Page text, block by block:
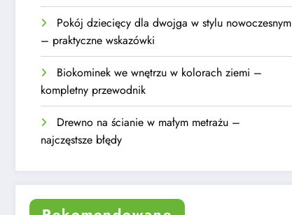
Pokój dziecięcy dla dwojga w stylu nowoczesnym
– praktyczne wskazówki
Biokominek we wnętrzu w kolorach ziemi –
kompletny przewodnik
Drewno na ścianie w małym metrażu –
najczęstsze błędy